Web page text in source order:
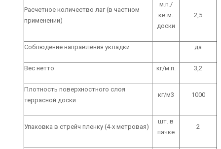
Расчетное количество лаг (в частном
применении)
м.п./
кв.м.
доски
2,5
Соблюдение направления укладки да
Вес нетто кг/м.п. 3,2
Плотность поверхностного слоя
террасной доски
кг/м3 1000
Упаковка в стрейч пленку (4-х метровая)
шт. в
пачке
2